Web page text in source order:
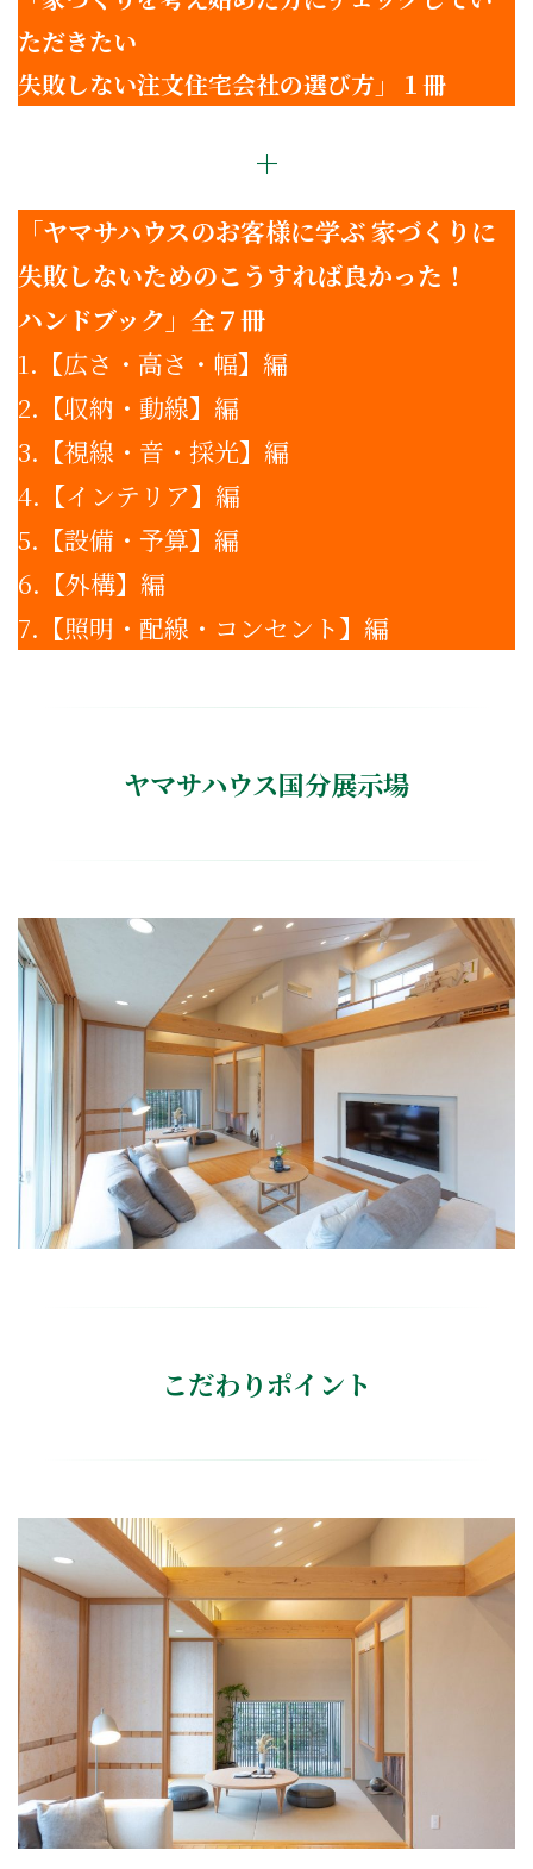
ただきたい
失敗しない注文住宅会社の選び方」１冊
＋
「ヤマサハウスのお客様に学ぶ 家づくりに
失敗しないためのこうすれば良かった！
ハンドブック 」 全７冊
1.【広さ・高さ・幅】編
2.【収納・動線】編
3.【視線・音・採光】編
4.【インテリア】編
5.【設備・予算】編
6.【外構】編
7.【照明・配線・コンセント】編
ヤマサハウス国分展示場
こだわりポイント